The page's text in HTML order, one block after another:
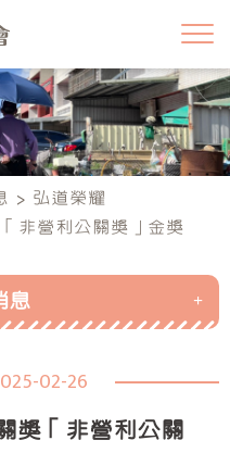
弘道榮耀
非營利公關獎」金獎
息
02-26
獎「非營利公關